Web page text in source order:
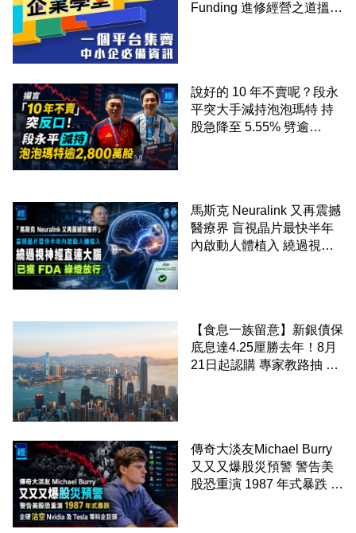
Funding 進修經營之道搵大
說好的 10 年不賣呢？段永
平突大手減持泡泡瑪特 持
股急降至 5.55% 劈逾
馬斯克 Neuralink 又再震撼
醫療界 盲視晶片最快半年
內啟動人體植入 繞過視神
【食息一族留意】新銀債保
底息達4.25厘勝去年！8月
21日起認購 專家教路抽 20
傳奇大淡友Michael Burry
又又又爆股災預警 警告美
股恐重演 1987 年式暴跌 企